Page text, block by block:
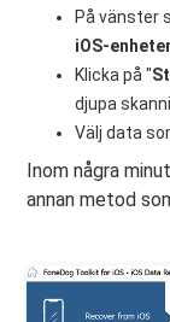
På vänster
iOS-
Klicka på "
djupa
Välj data
Inom några
annan metod